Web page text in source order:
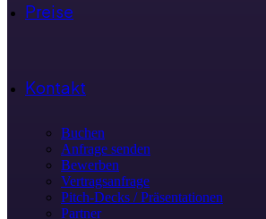
Preise
Kontakt
Buchen
Anfrage senden
Bewerben
Vertragsanfrage
Pitch-Decks / Präsentationen
Partner